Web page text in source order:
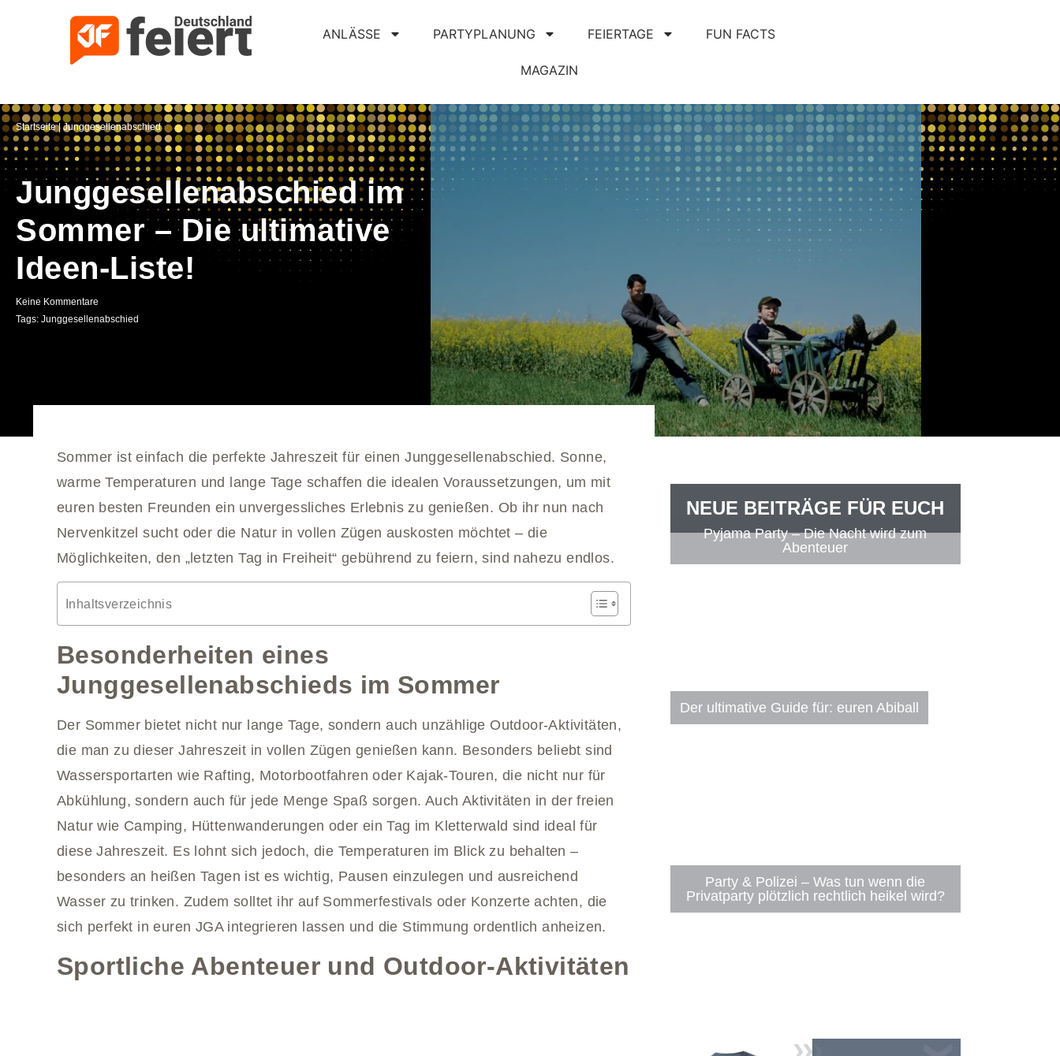
ANLÄSSE PARTYPLANUNG FEIERTAGE FUN FACTS
MAGAZIN
Startseite| Junggesellenabschied
Junggesellenabschied im
Sommer – Die ultimative
Ideen-Liste!
Keine Kommentare
Tags: Junggesellenabschied
Sommer ist einfach die perfekte Jahreszeit für einen Junggesellenabschied. Sonne,
warme Temperaturen und lange Tage schaffen die idealen Voraussetzungen, um mit
euren besten Freunden ein unvergessliches Erlebnis zu genießen. Ob ihr nun nach
Nervenkitzel sucht oder die Natur in vollen Zügen auskosten möchtet – die
Möglichkeiten, den „letzten Tag in Freiheit“ gebührend zu feiern, sind nahezu endlos.
Inhaltsverzeichnis
Besonderheiten eines
Junggesellenabschieds im Sommer
Der Sommer bietet nicht nur lange Tage, sondern auch unzählige Outdoor-Aktivitäten,
die man zu dieser Jahreszeit in vollen Zügen genießen kann. Besonders beliebt sind
Wassersportarten wie Rafting, Motorbootfahren oder Kajak-Touren, die nicht nur für
Abkühlung, sondern auch für jede Menge Spaß sorgen. Auch Aktivitäten in der freien
Natur wie Camping, Hüttenwanderungen oder ein Tag im Kletterwald sind ideal für
diese Jahreszeit. Es lohnt sich jedoch, die Temperaturen im Blick zu behalten –
besonders an heißen Tagen ist es wichtig, Pausen einzulegen und ausreichend
Wasser zu trinken. Zudem solltet ihr auf Sommerfestivals oder Konzerte achten, die
sich perfekt in euren JGA integrieren lassen und die Stimmung ordentlich anheizen.
Sportliche Abenteuer und Outdoor-Aktivitäten
NEUE BEITRÄGE FÜR EUCH
Pyjama Party – Die Nacht wird zum
Abenteuer
Der ultimative Guide für: euren Abiball
Party & Polizei – Was tun wenn die
Privatparty plötzlich rechtlich heikel wird?